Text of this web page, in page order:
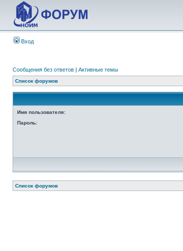
Вход
Сообщения без ответов | Активные темы
Список форумов
Имя пользователя:
Пароль:
Список форумов